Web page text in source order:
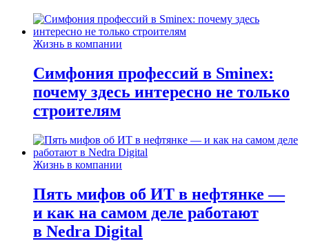
Жизнь в компании
Симфония профессий в Sminex:
почему здесь интересно не только
строителям
Жизнь в компании
Пять мифов об ИТ в нефтянке —
и как на самом деле работают
в Nedra Digital